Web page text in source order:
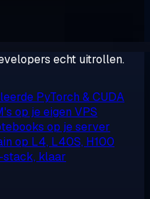
echt uitrollen.
PyTorch & CUDA
op je eigen VPS
op je server
op L4, L40S, H100
stack, klaar